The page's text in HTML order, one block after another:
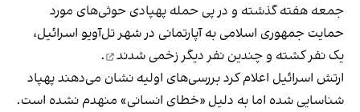
جمعه هفته گذشته و در پی حمله پهپادی حوثی‌های مورد
حمایت جمهوری اسلامی به آپارتمانی در شهر تل‌آویو اسرائیل،
یک نفر کشته و چندین نفر دیگرزخمی شدند
.
ارتش اسرائیل اعلام کرد بررسی‌های اولیه نشان می‌دهند پهپاد
شناسایی شده اما به دلیل «خطای انسانی» منهدم نشده است.